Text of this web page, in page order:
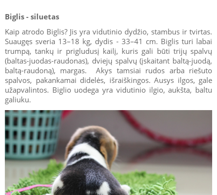
Biglis - siluetas
Kaip atrodo Biglis? Jis yra vidutinio dydžio, stambus ir tvirtas.
Suaugęs sveria 13–18 kg, dydis - 33–41 cm. Biglis turi labai
trumpą, tankų ir prigludusį kailį, kuris gali būti trijų spalvų
(baltas-juodas-raudonas), dviejų spalvų (įskaitant baltą-juodą,
baltą-raudoną), margas. Akys tamsiai rudos arba riešuto
spalvos, pakankamai didelės, išraiškingos. Ausys ilgos, gale
užapvalintos. Biglio uodega yra vidutinio ilgio, aukšta, baltu
galiuku.